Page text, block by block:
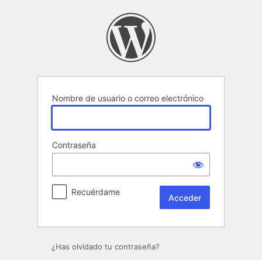
Nombre de usuario o correo electrónico
Contraseña
Recuérdame
¿Has olvidado tu contraseña?